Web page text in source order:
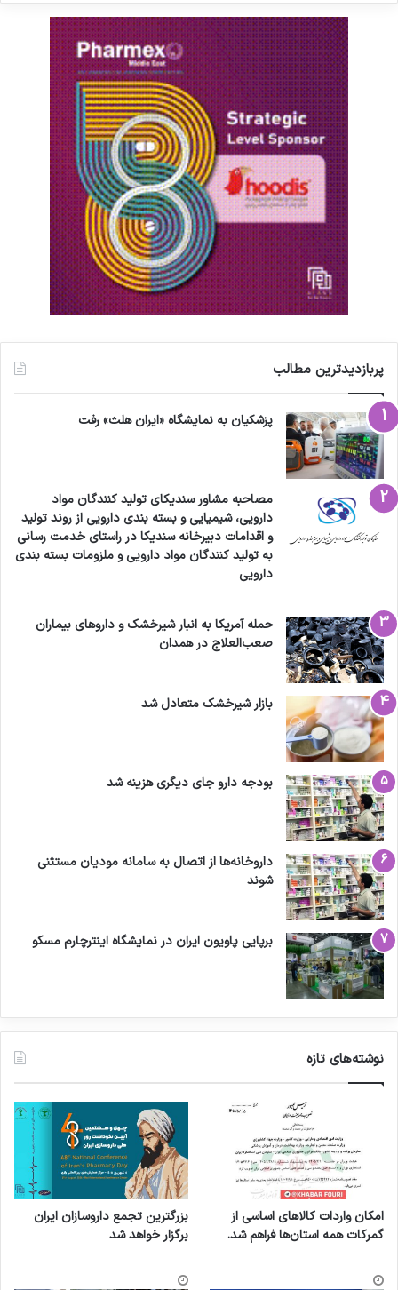
پربازدیدترین مطالب
پزشکیان به نمایشگاه «ایران هلث» رفت
مصاحبه مشاور سندیکای تولید کنندگان مواد
دارویی، شیمیایی و بسته بندی دارویی از روند تولید
و اقدامات دبیرخانه سندیکا در راستای خدمت رسانی
به تولید کنندگان مواد دارویی و ملزومات بسته بندی
دارویی
حمله آمریکا به انبار شیرخشک و داروهای بیماران
صعب‌العلاج در همدان
بازار شیرخشک متعادل شد
بودجه دارو جای دیگری هزینه شد
داروخانه‌ها از اتصال به سامانه مودیان مستثنی
شوند
برپایی پاویون ایران در نمایشگاه اینترچارم مسکو
نوشته‌های تازه
امکان واردات کالاهای اساسی از
گمرکات همه استان‌ها فراهم شد.
بزرگترین تجمع داروسازان ایران
برگزار خواهد شد